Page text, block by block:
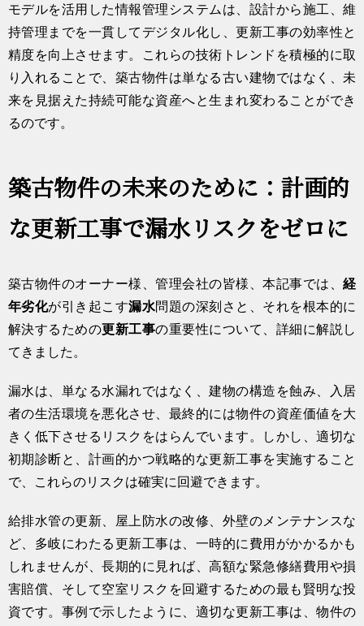
モデルを活用した情報管理システムは、設計から施工、維
持管理までを一貫してデジタル化し、更新工事の効率性と
精度を向上させます。これらの技術トレンドを積極的に取
り入れることで、築古物件は単なる古い建物ではなく、未
来を見据えた持続可能な資産へと生まれ変わることができ
るのです。
築古物件の未来のために：計画的
な更新工事で漏水リスクをゼロに
築古物件のオーナー様、管理会社の皆様、本記事では、 経
年劣化が引き起こす漏水問題の深刻さと、それを根本的に
解決するための更新工事の重要性について、詳細に解説し
てきました。
漏水は、単なる水漏れではなく、建物の構造を蝕み、入居
者の生活環境を悪化させ、最終的には物件の資産価値を大
きく低下させるリスクをはらんでいます。しかし、適切な
初期診断と、計画的かつ戦略的な更新工事を実施すること
で、これらのリスクは確実に回避できます。
給排水管の更新、屋上防水の改修、外壁のメンテナンスな
ど、多岐にわたる更新工事は、一時的に費用がかかるかも
しれませんが、長期的に見れば、高額な緊急修繕費用や損
害賠償、そして空室リスクを回避するための最も賢明な投
資です。事例で示したように、適切な更新工事は、物件の